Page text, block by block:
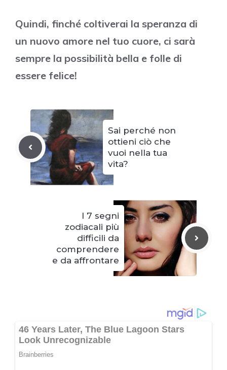
Quindi, finché coltiverai la speranza di
un nuovo amore nel tuo cuore, ci sarà
sempre la possibilità bella e folle di
essere felice!
Sai perché non
ottieni ciò che
vuoi nella tua
vita?
I 7 segni
zodiacali più
difficili da
comprendere
e da affrontare